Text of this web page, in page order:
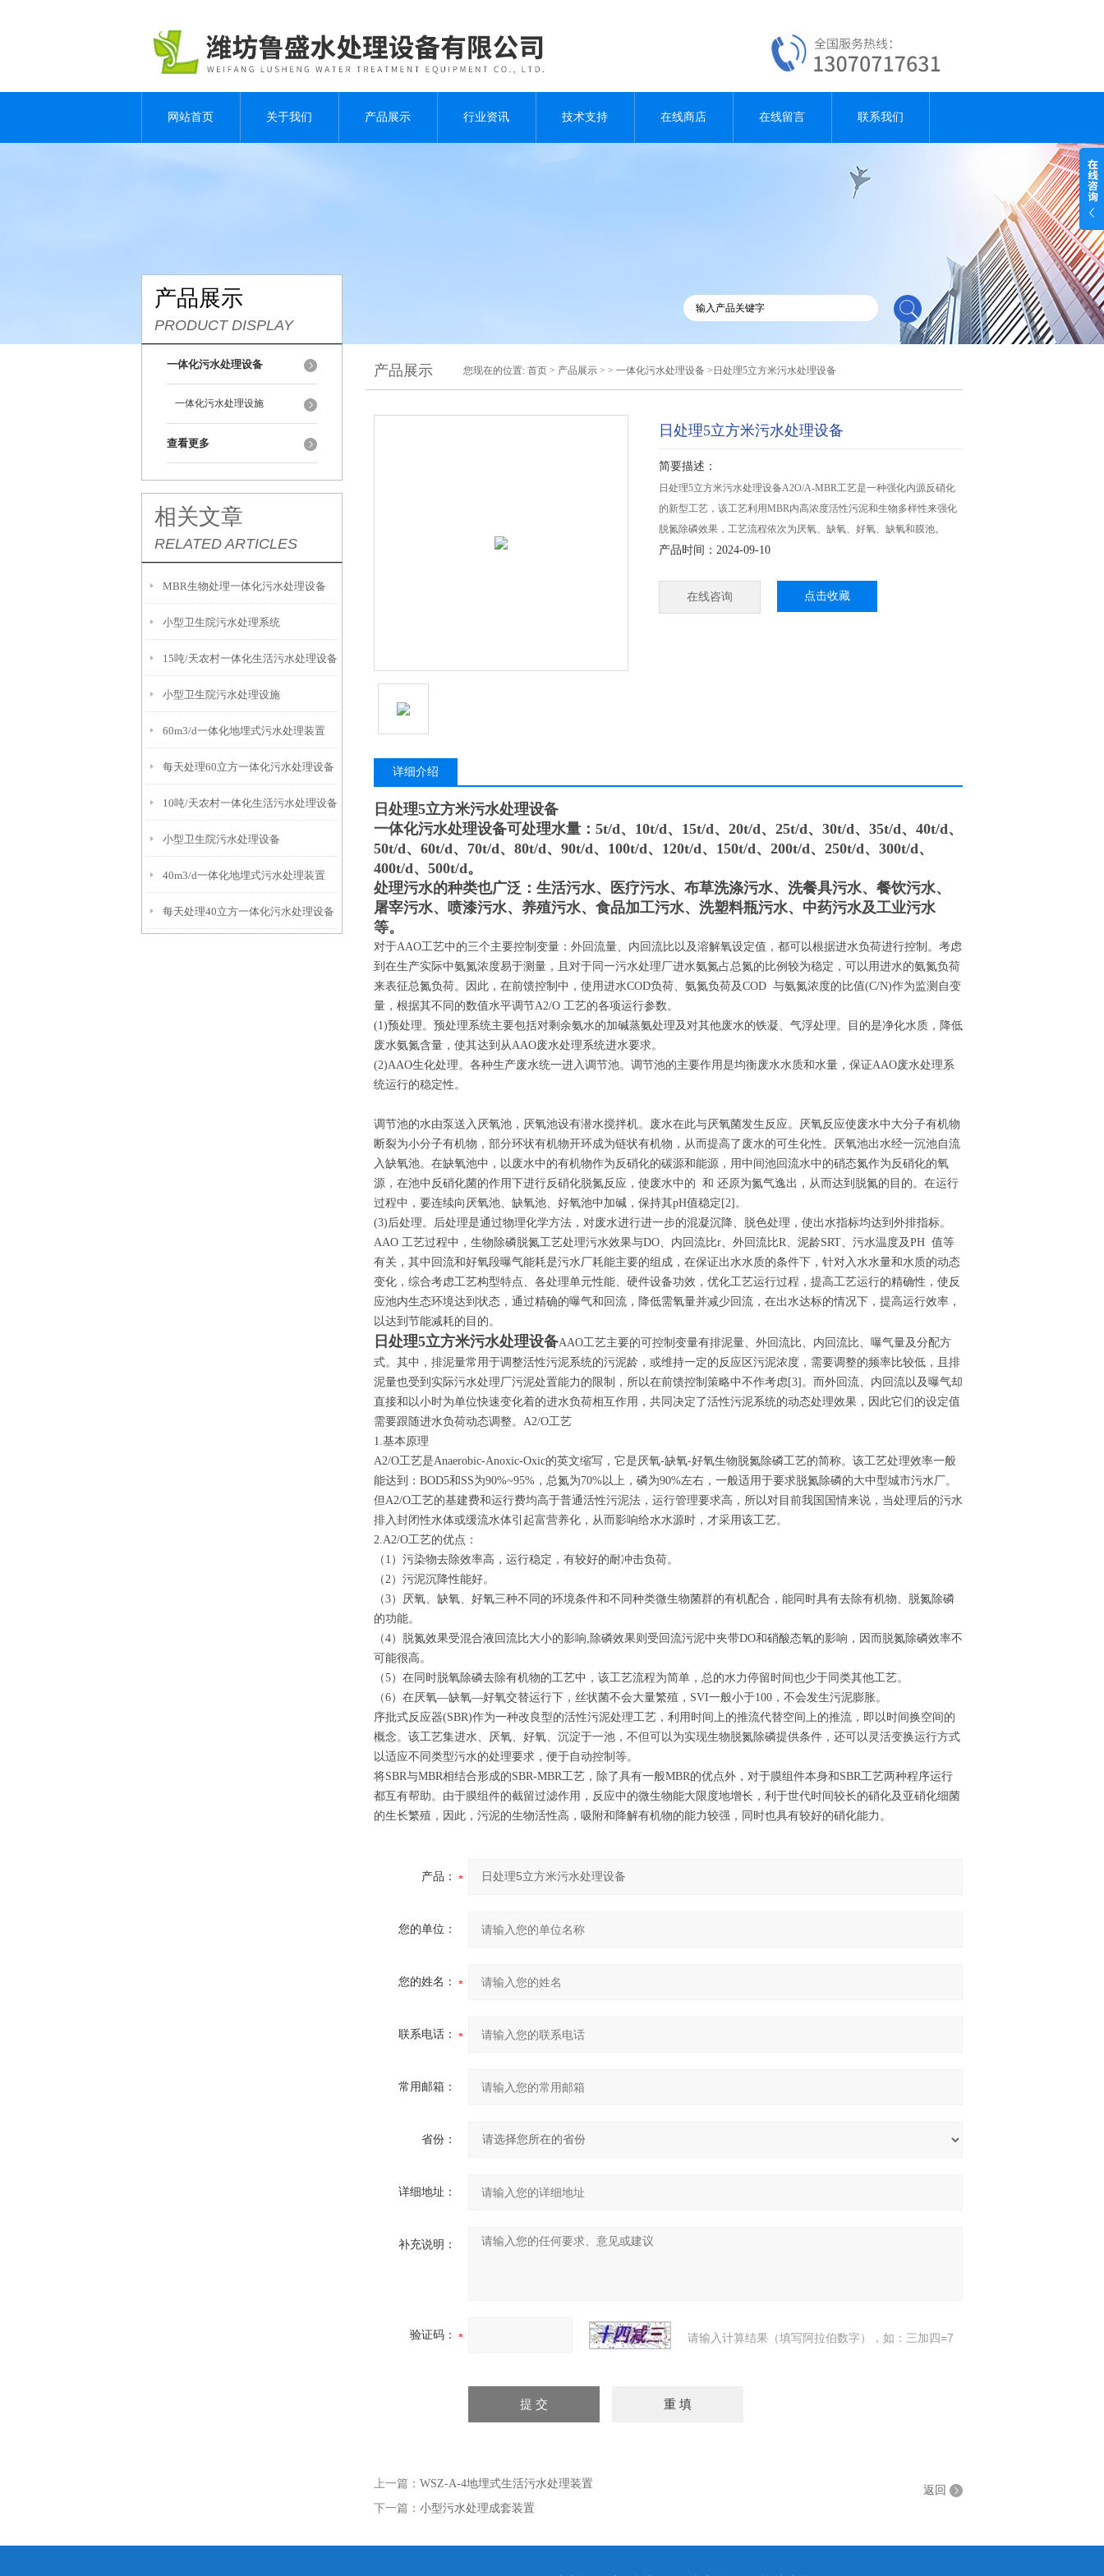
网站首页 关于我们 产品展示 行业资讯 技术支持 在线商店 在线留言 联系我们
产品展示
PRODUCT DISPLAY
一体化污水处理设备
一体化污水处理设施
查看更多
相关文章
RELATED ARTICLES
MBR生物处理一体化污水处理设备
小型卫生院污水处理系统
15吨/天农村一体化生活污水处理设备
小型卫生院污水处理设施
60m3/d一体化地埋式污水处理装置
每天处理60立方一体化污水处理设备
10吨/天农村一体化生活污水处理设备
小型卫生院污水处理设备
40m3/d一体化地埋式污水处理装置
每天处理40立方一体化污水处理设备
产品展示 您现在的位置: 首页 > 产品展示 > > 一体化污水处理设备 >日处理5立方米污水处理设备
日处理5立方米污水处理设备
简要描述：
日处理5立方米污水处理设备A2O/A-MBR工艺是一种强化内源反硝化
的新型工艺，该工艺利用MBR内高浓度活性污泥和生物多样性来强化
脱氮除磷效果，工艺流程依次为厌氧、缺氧、好氧、缺氧和膜池。
产品时间：2024-09-10
在线咨询 点击收藏
详细介绍
日处理5立方米污水处理设备
一体化污水处理设备可处理水量：5t/d、10t/d、15t/d、20t/d、25t/d、30t/d、35t/d、40t/d、
50t/d、60t/d、70t/d、80t/d、90t/d、100t/d、120t/d、150t/d、200t/d、250t/d、300t/d、
400t/d、500t/d。
处理污水的种类也广泛：生活污水、医疗污水、布草洗涤污水、洗餐具污水、餐饮污水、
屠宰污水、喷漆污水、养殖污水、食品加工污水、洗塑料瓶污水、中药污水及工业污水
等。
对于AAO工艺中的三个主要控制变量：外回流量、内回流比以及溶解氧设定值，都可以根据进水负荷进行控制。考虑
到在生产实际中氨氮浓度易于测量，且对于同一污水处理厂进水氨氮占总氮的比例较为稳定，可以用进水的氨氮负荷
来表征总氮负荷。因此，在前馈控制中，使用进水COD负荷、氨氮负荷及COD 与氨氮浓度的比值(C/N)作为监测自变
量，根据其不同的数值水平调节A2/O 工艺的各项运行参数。
(1)预处理。预处理系统主要包括对剩余氨水的加碱蒸氨处理及对其他废水的铁凝、气浮处理。目的是净化水质，降低
废水氨氮含量，使其达到从AAO废水处理系统进水要求。
(2)AAO生化处理。各种生产废水统一进入调节池。调节池的主要作用是均衡废水水质和水量，保证AAO废水处理系
统运行的稳定性。
调节池的水由泵送入厌氧池，厌氧池设有潜水搅拌机。废水在此与厌氧菌发生反应。厌氧反应使废水中大分子有机物
断裂为小分子有机物，部分环状有机物开环成为链状有机物，从而提高了废水的可生化性。厌氧池出水经一沉池自流
入缺氧池。在缺氧池中，以废水中的有机物作为反硝化的碳源和能源，用中间池回流水中的硝态氮作为反硝化的氧
源，在池中反硝化菌的作用下进行反硝化脱氮反应，使废水中的 和 还原为氮气逸出，从而达到脱氮的目的。在运行
过程中，要连续向厌氧池、缺氧池、好氧池中加碱，保持其pH值稳定[2]。
(3)后处理。后处理是通过物理化学方法，对废水进行进一步的混凝沉降、脱色处理，使出水指标均达到外排指标。
AAO 工艺过程中，生物除磷脱氮工艺处理污水效果与DO、内回流比r、外回流比R、泥龄SRT、污水温度及PH 值等
有关，其中回流和好氧段曝气能耗是污水厂耗能主要的组成，在保证出水水质的条件下，针对入水水量和水质的动态
变化，综合考虑工艺构型特点、各处理单元性能、硬件设备功效，优化工艺运行过程，提高工艺运行的精确性，使反
应池内生态环境达到状态，通过精确的曝气和回流，降低需氧量并减少回流，在出水达标的情况下，提高运行效率，
以达到节能减耗的目的。
日处理5立方米污水处理设备AAO工艺主要的可控制变量有排泥量、外回流比、内回流比、曝气量及分配方
式。其中，排泥量常用于调整活性污泥系统的污泥龄，或维持一定的反应区污泥浓度，需要调整的频率比较低，且排
泥量也受到实际污水处理厂污泥处置能力的限制，所以在前馈控制策略中不作考虑[3]。而外回流、内回流以及曝气却
直接和以小时为单位快速变化着的进水负荷相互作用，共同决定了活性污泥系统的动态处理效果，因此它们的设定值
需要跟随进水负荷动态调整。A2/O工艺
1.基本原理
A2/O工艺是Anaerobic-Anoxic-Oxic的英文缩写，它是厌氧-缺氧-好氧生物脱氮除磷工艺的简称。该工艺处理效率一般
能达到：BOD5和SS为90%~95%，总氮为70%以上，磷为90%左右，一般适用于要求脱氮除磷的大中型城市污水厂。
但A2/O工艺的基建费和运行费均高于普通活性污泥法，运行管理要求高，所以对目前我国国情来说，当处理后的污水
排入封闭性水体或缓流水体引起富营养化，从而影响给水水源时，才采用该工艺。
2.A2/O工艺的优点：
（1）污染物去除效率高，运行稳定，有较好的耐冲击负荷。
（2）污泥沉降性能好。
（3）厌氧、缺氧、好氧三种不同的环境条件和不同种类微生物菌群的有机配合，能同时具有去除有机物、脱氮除磷
的功能。
（4）脱氮效果受混合液回流比大小的影响,除磷效果则受回流污泥中夹带DO和硝酸态氧的影响，因而脱氮除磷效率不
可能很高。
（5）在同时脱氧除磷去除有机物的工艺中，该工艺流程为简单，总的水力停留时间也少于同类其他工艺。
（6）在厌氧—缺氧—好氧交替运行下，丝状菌不会大量繁殖，SVI一般小于100，不会发生污泥膨胀。
序批式反应器(SBR)作为一种改良型的活性污泥处理工艺，利用时间上的推流代替空间上的推流，即以时间换空间的
概念。该工艺集进水、厌氧、好氧、沉淀于一池，不但可以为实现生物脱氮除磷提供条件，还可以灵活变换运行方式
以适应不同类型污水的处理要求，便于自动控制等。
将SBR与MBR相结合形成的SBR-MBR工艺，除了具有一般MBR的优点外，对于膜组件本身和SBR工艺两种程序运行
都互有帮助。由于膜组件的截留过滤作用，反应中的微生物能大限度地增长，利于世代时间较长的硝化及亚硝化细菌
的生长繁殖，因此，污泥的生物活性高，吸附和降解有机物的能力较强，同时也具有较好的硝化能力。
产品：
您的单位：
您的姓名：
联系电话：
常用邮箱：
省份：
详细地址：
补充说明：
验证码： 请输入计算结果（填写阿拉伯数字），如：三加四=7
上一篇： WSZ-A-4地埋式生活污水处理装置
下一篇： 小型污水处理成套装置
返回